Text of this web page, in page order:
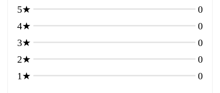
5★
0
4★
0
3★
0
2★
0
1★
0